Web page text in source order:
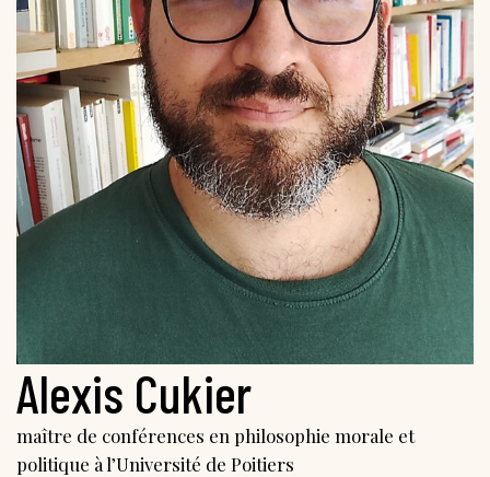
Alexis Cukier
maître de conférences en philosophie morale et
politique à l’Université de Poitiers